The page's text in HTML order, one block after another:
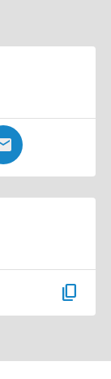
content_copy